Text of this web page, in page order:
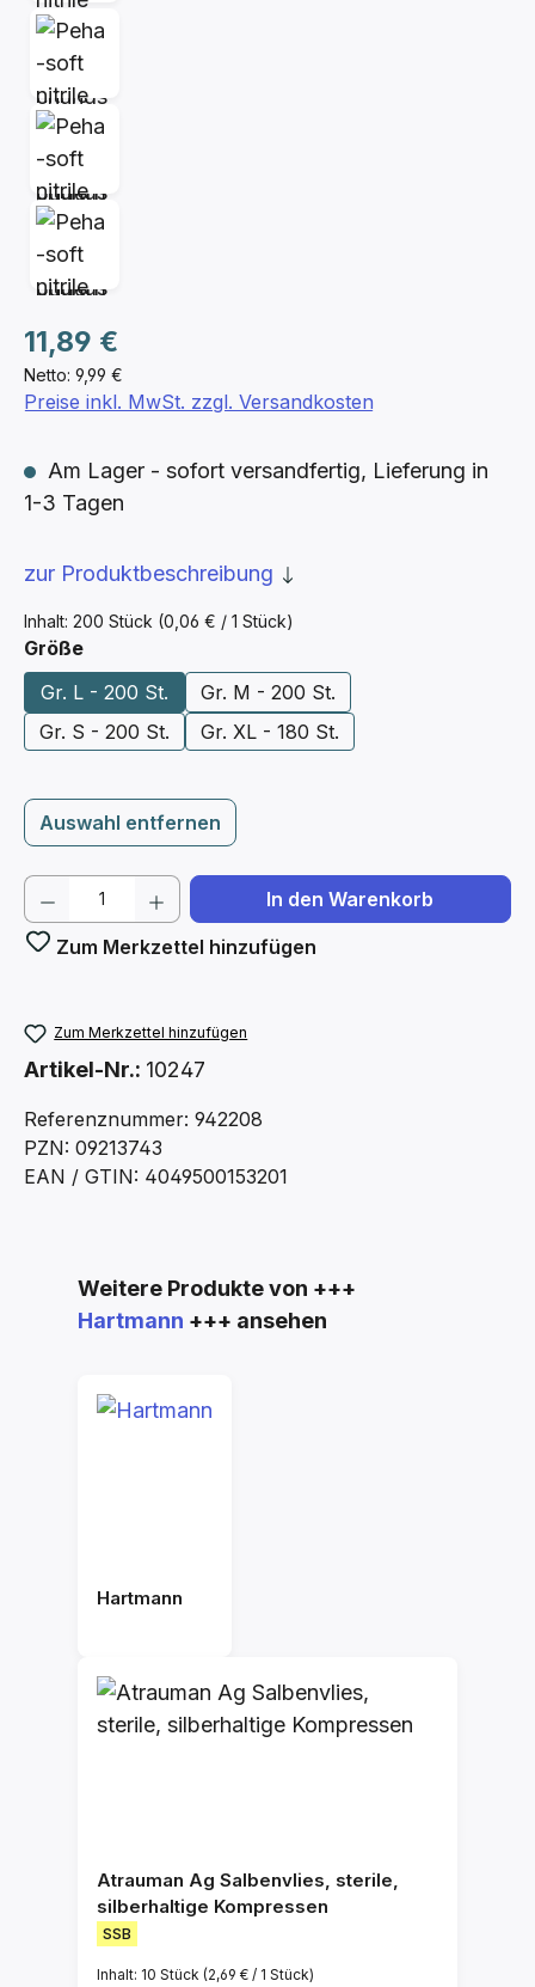
Netto: 9,99 €
Regulärer Preis:
11,89 €
Inhalt: 200 Stück (0,06 € / 1 Stück)
Preise inkl. MwSt. zzgl. Versandkosten
Am Lager - sofort versandfertig, Lieferung in
1-3 Tagen
zur Produktbeschreibung
Größeauswählen
Gr. L - 200 St.
Gr. M - 200 St.
Gr. S - 200 St.
Gr. XL - 180 St.
Auswahl entfernen
Produkt Anzahl: Gib den gewünschten
In den Warenkorb
Zum Merkzettel hinzufügen
Zum Merkzettel hinzufügen
Artikel-Nr.: 10247
Referenznummer: 942208
PZN: 09213743
EAN / GTIN: 4049500153201
Produktgalerie überspringen
Weitere Produkte von +++
Hartmann +++ ansehen
Hartmann
Atrauman Ag Salbenvlies, sterile,
silberhaltige Kompressen
SSB
Inhalt: 10 Stück (2,69 € / 1 Stück)